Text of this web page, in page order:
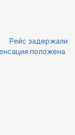
Рейс задержали
положена